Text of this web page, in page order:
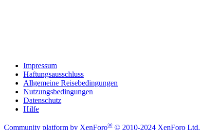
Impressum
Haftungsausschluss
Allgemeine Reisebedingungen
Nutzungsbedingungen
Datenschutz
Hilfe
Community platform by XenForo® © 2010-2024 XenForo Ltd.